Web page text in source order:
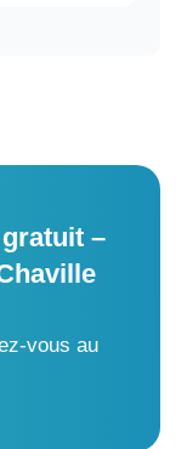
–
vous au